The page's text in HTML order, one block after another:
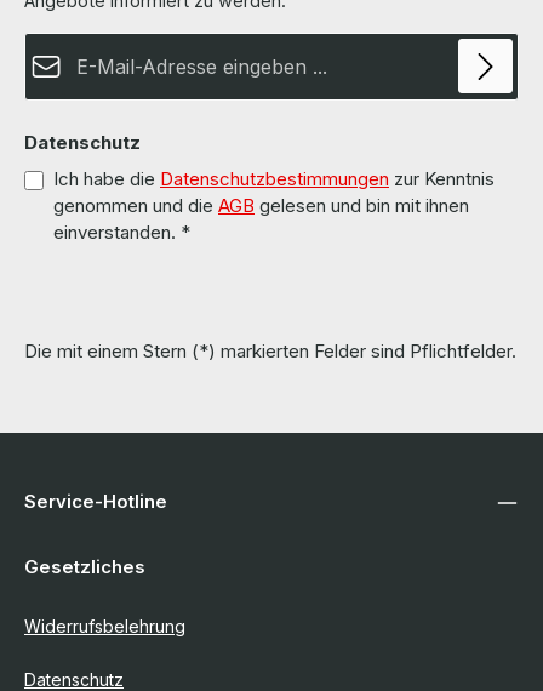
Datenschutz
Ich habe die Datenschutzbestimmungen zur Kenntnis
genommen und die AGB gelesen und bin mit ihnen
einverstanden. *
Die mit einem Stern (*) markierten Felder sind Pflichtfelder.
Service-Hotline
Gesetzliches
Widerrufsbelehrung
Datenschutz